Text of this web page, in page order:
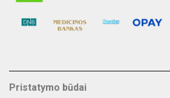
Pristatymo būdai